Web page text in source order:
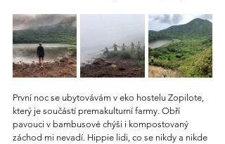
První noc se ubytovávám v eko hostelu Zopilote,
který je součástí premakulturní farmy. Obří
pavouci v bambusové chýši i kompostovaný
záchod mi nevadí. Hippie lidi, co se nikdy a nikde